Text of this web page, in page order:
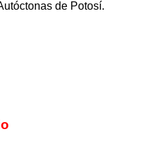
de Potosí.